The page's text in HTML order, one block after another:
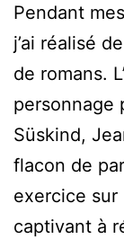
Pendant
j’ai réalisé
de romans.
personnage
Süskind,
flacon de
exercice sur
captivant à